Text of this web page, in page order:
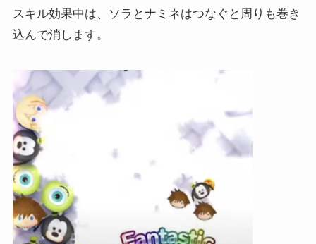
スキル効果中は、ソラとナミネはつなぐと周りも巻き
込んで消します。